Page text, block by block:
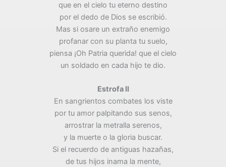
que en el cielo tu eterno destino
por el dedo de Dios se escribió.
Mas si osare un extraño enemigo
profanar con su planta tu suelo,
piensa ¡Oh Patria querida! que el cielo
un soldado en cada hijo te dio.
Estrofa II
En sangrientos combates los viste
por tu amor palpitando sus senos,
arrostrar la metralla serenos,
y la muerte o la gloria buscar.
Si el recuerdo de antiguas hazañas,
de tus hijos inama la mente,